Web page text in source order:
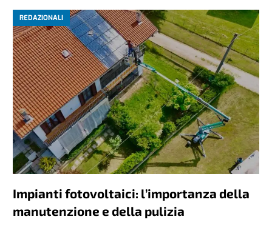
REDAZIONALI
Impianti fotovoltaici: l’importanza della
manutenzione e della pulizia